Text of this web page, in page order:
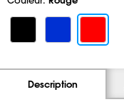
Description